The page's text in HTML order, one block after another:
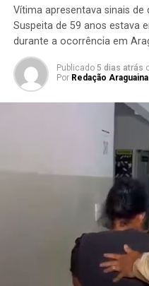
Vítima apresentava sinais
Suspeita de 59 anos estava
durante a ocorrência em
Publicado 5 dias atrás
Por Redação